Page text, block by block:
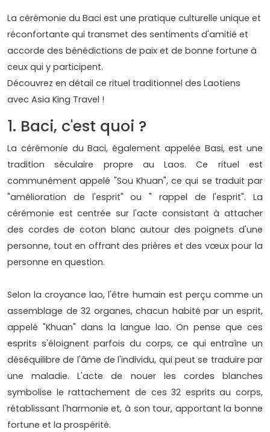
La cérémonie du Baci est une pratique culturelle unique et
réconfortante qui transmet des sentiments d'amitié et
accorde des bénédictions de paix et de bonne fortune à
ceux qui y participent.
Découvrez en détail ce rituel traditionnel des Laotiens
avec Asia King Travel !
1. Baci, c'est quoi ?
La cérémonie du Baci, également appelée Basi, est une
tradition séculaire propre au Laos. Ce rituel est
communément appelé "Sou Khuan", ce qui se traduit par
"amélioration de l'esprit" ou " rappel de l'esprit". La
cérémonie est centrée sur l'acte consistant à attacher
des cordes de coton blanc autour des poignets d'une
personne, tout en offrant des prières et des vœux pour la
personne en question.
Selon la croyance lao, l'être humain est perçu comme un
assemblage de 32 organes, chacun habité par un esprit,
appelé "Khuan" dans la langue lao. On pense que ces
esprits s'éloignent parfois du corps, ce qui entraîne un
déséquilibre de l'âme de l'individu, qui peut se traduire par
une maladie. L'acte de nouer les cordes blanches
symbolise le rattachement de ces 32 esprits au corps,
rétablissant l'harmonie et, à son tour, apportant la bonne
fortune et la prospérité.